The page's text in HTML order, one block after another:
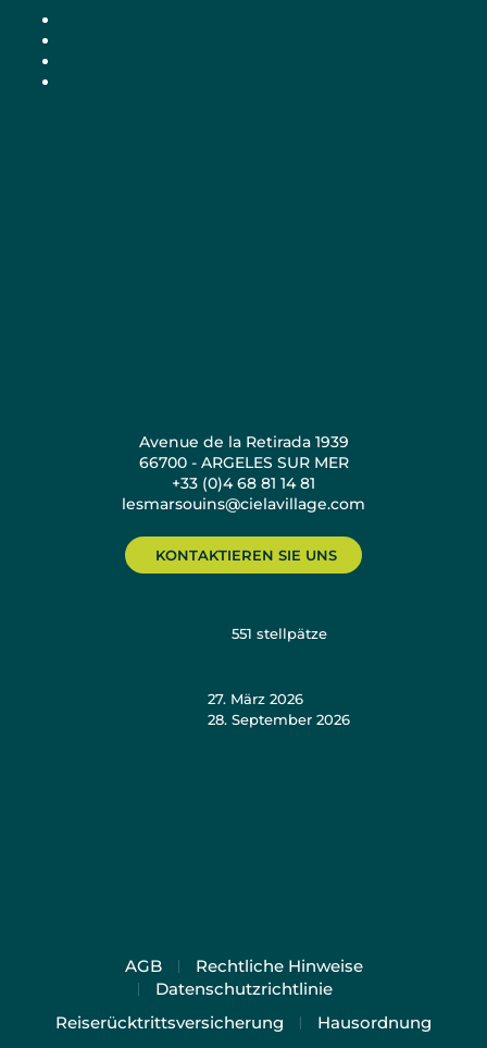
Avenue de la Retirada 1939
66700 - ARGELES SUR MER
+33 (0)4 68 81 14 81
lesmarsouins@cielavillage.com
KONTAKTIEREN SIE UNS
551 stellpätze
27. März 2026
28. September 2026
AGB
Rechtliche Hinweise
Datenschutzrichtlinie
Reiserücktrittsversicherung
Hausordnung